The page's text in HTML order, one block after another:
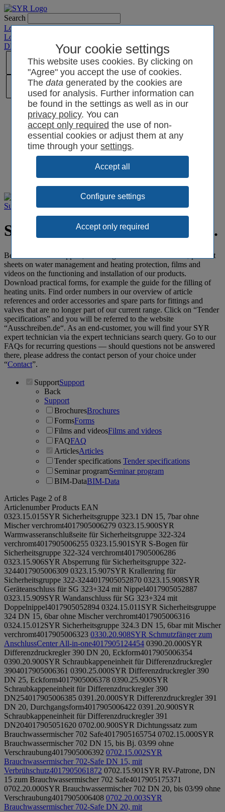
Your cookie settings
This website uses cookies. By clicking on
"Agree" you accept the use of cookies.
Thedata generated by the cookies are
used for analysis. Further information can
be found in the settings as well as in our
privacy policy. You can
the use of non-
essential cookies or adjust them at any
time through yoursettings.
Configure settings
Search
Login SYRCode²
Login SYR Connect
DE
PL
Support Articles
Spot-on: SYR support specials.
Benefit from our support, including informative brochures, product
sheets on water management and heating protection, films and
videos on the functioning and installation of our products.
Download practical forms, for example the guide for the filling of
heating units. Find order numbers in our overview of article
references and order accessories and spare parts for fittings and
valves that are no longer part of our current range. Click on “Tender
specifications” and you will be referred to the website
“Ausschreiben.de“. As an end-customer, you will find your SYR
expert technician via the expert technicians search query. Go to our
FAQs for recurring questions ― should questions not be answered
there, please address the contact person of your choice under
“Contact”.
SupportSupport
Back
Support
BrochuresBrochures
FormsForms
Films and videosFilms and videos
FAQFAQ
ArticlesArticles
Tender specifications Tender specifications
Seminar programSeminar program
BIM-DataBIM-Data
Articles Page 2 of 8
Articlenumber Products EAN
0323.15.015SYR Sicherheitsgruppe 323.1 DN 15, 7bar ohne
Mischer verchromt4017905006279 0323.15.900SYR
Warmwasseranschlußseite für Sicherheitsgruppe 322-324
verchromt4017905006255 0323.15.901 SYR S-Bogen für
Sicherheitsgruppe 322-324 verchromt4017905006286
0323.15.906SYR Absperrung für Sicherheitsgruppe 322-
3244017905006309 0323.15.907SYR Krallenring für
Sicherheitsgruppe 322-3244017905052870 0323.15.908SYR
Geräteanschluss für SG 323+324 mit Nippel4017905052887
0323.15.909SYR Wandanschluss für SG 323+324 mit
Doppelnippel4017905052894 0324.15.011 SYR Sicherheitsgruppe
324 DN 15, 6bar ohne Mischer verchromt4017905006316
0324.15.012SYR Sicherheitsgruppe 324.3 DN 15, 6bar mit Mischer
verchromt4017905006323 0330.20.908SYR Schmutzfänger zum
AnschlussCenter All-in-one4017905124454 0390.20.000SYR
Differenzdruckregler 390 DN 20, Eckform4017905006354
0390.20.900SYR Schraubkappeneinheit für Differenzdruckregler
3904017905006361 0390.25.000SYR Differenzdruckregler 390
DN 25, Eckform4017905006378 0390.25.900SYR
Schraubkappeneinheit für Differenzdruckregler 390
DN254017905006385 0391.20.000SYR Differenzdruckregler 391
DN 20, Durchgangsform4017905006422 0391.20.900SYR
Schraubkappeneinheit für Differenzdruckregler 391
DN204017905051620 0702.00.900SYR Dichtungssatz zum
Brauchwassermischer 702 Safe4017905165754 0702.15.000SYR
Brauchwassermischer 702 DN 15, bis Bj. 03/99 ohne
Verschraubung4017905006392 0702.15.002SYR
Brauchwassermischer 702-Safe DN 15, mit
Verbrühschutz4017905061872 0702.15.901 SYR RV-Patrone, DN
15 zum Brauchwassermischer 702 Safe4017905175371
0702.20.000SYR Brauchwassermischer 702 DN 20, bis 03/99 ohne
Verschraubung4017905006408 0702.20.003SYR
Brauchwassermischer 702-Safe DN 20, mit